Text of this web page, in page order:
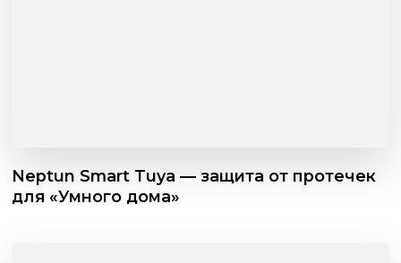
Neptun Smart Tuya — защита от протечек
для «Умного дома»